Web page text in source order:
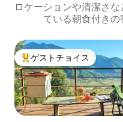
ロケーションや清潔さ
ている朝食付き
大好評のゲストチョイス
ゲストチョイス